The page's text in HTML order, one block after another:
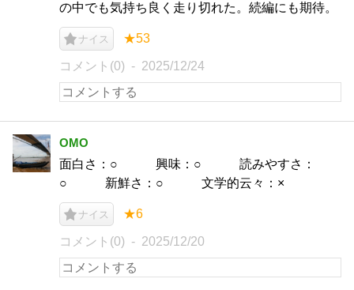
の中でも気持ち良く走り切れた。続編にも期待。
ナイス ★53
コメント(0) 2025/12/24
OMO
面白さ：○ 興味：○ 読みやすさ：
○ 新鮮さ：○ 文学的云々：×
ナイス ★6
コメント(0) 2025/12/20